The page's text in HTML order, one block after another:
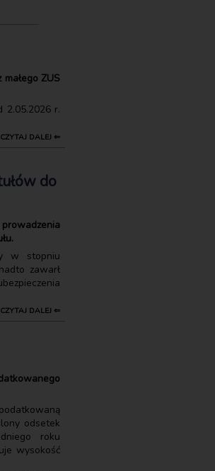
ZUS
2.05.2026 r.
DALEJ ⇐
do
w stopniu
zawarł
DALEJ ⇐
odsetek
roku
wysokość